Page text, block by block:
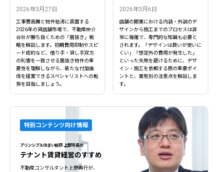
2026年3月27日
工事費高騰と物件枯渇に直面する
2026年の貸店舗市場で、不動産仲介
会社が勝ち抜くための「居抜き」戦
略を解説します。初期費用抑制やスピ
ード成約など、借り手・貸し手双方
の利害を一致させる居抜き物件の重
要性を理解しながら、新たな付加価
値を提案できるスペシャリストへの転
換を目指しましょう。
2026年3月6日
店舗の開業における内装・外装のデ
ザインから施工までのプロセスは非
常に複雑で、専門的な知識も必要と
されます。「デザインは良いが使いに
くい」「想定外の費用が発生した」
といった失敗を避けるために、デザ
イン・施工を依頼する際の重要ポイ
ントと、業態別の注意点を解説しま
す。
特別コンテンツ向け情報
プリンシプル住まい総研 上野所長の
テナント賃貸経営のすすめ
不動産コンサルタント上野典行が、